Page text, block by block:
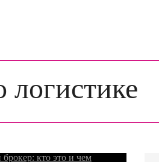
логистике